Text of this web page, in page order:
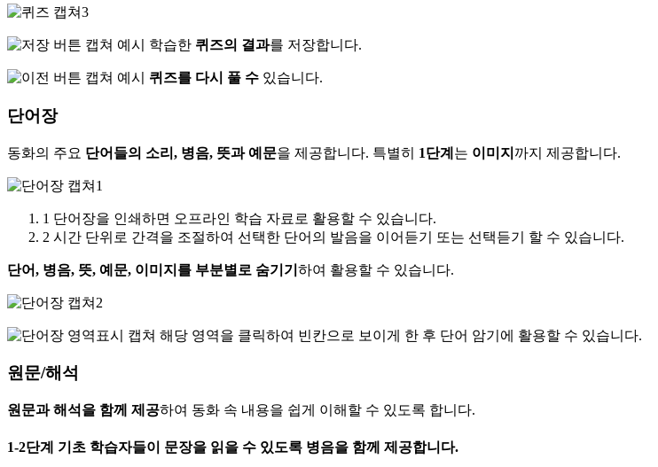
학습한 퀴즈의 결과를 저장합니다.
퀴즈를 다시 풀 수 있습니다.
단어장
동화의 주요 단어들의 소리, 병음, 뜻과 예문을 제공합니다. 특별히 1단계 는 이미지 까지 제공합니다.
1 단어장을 인쇄하면 오프라인 학습 자료로 활용할 수 있습니다.
2 시간 단위로 간격을 조절하여 선택한 단어의 발음을 이어듣기 또는 선택듣기 할 수 있습니다.
단어, 병음, 뜻, 예문, 이미지를 부분별로 숨기기 하여 활용할 수 있습니다.
해당 영역을 클릭하여 빈칸으로 보이게 한 후 단어 암기에 활용할 수 있습니다.
원문/해석
원문과 해석을 함께 제공하여 동화 속 내용을 쉽게 이해할 수 있도록 합니다.
1-2단계 기초 학습자들이 문장을 읽을 수 있도록 병음을 함께 제공합니다.